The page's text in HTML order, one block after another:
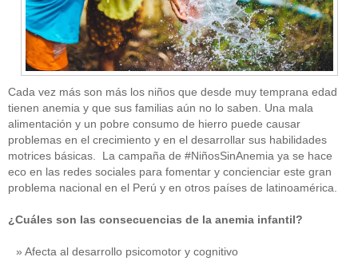
Cada vez más son más los niños que desde muy temprana edad
tienen anemia y que sus familias aún no lo saben. Una mala
alimentación y un pobre consumo de hierro puede causar
problemas en el crecimiento y en el desarrollar sus habilidades
motrices básicas. La campaña de #NiñosSinAnemia ya se hace
eco en las redes sociales para fomentar y concienciar este gran
problema nacional en el Perú y en otros países de latinoamérica.
¿Cuáles son las consecuencias de la anemia infantil?
Afecta al desarrollo psicomotor y cognitivo